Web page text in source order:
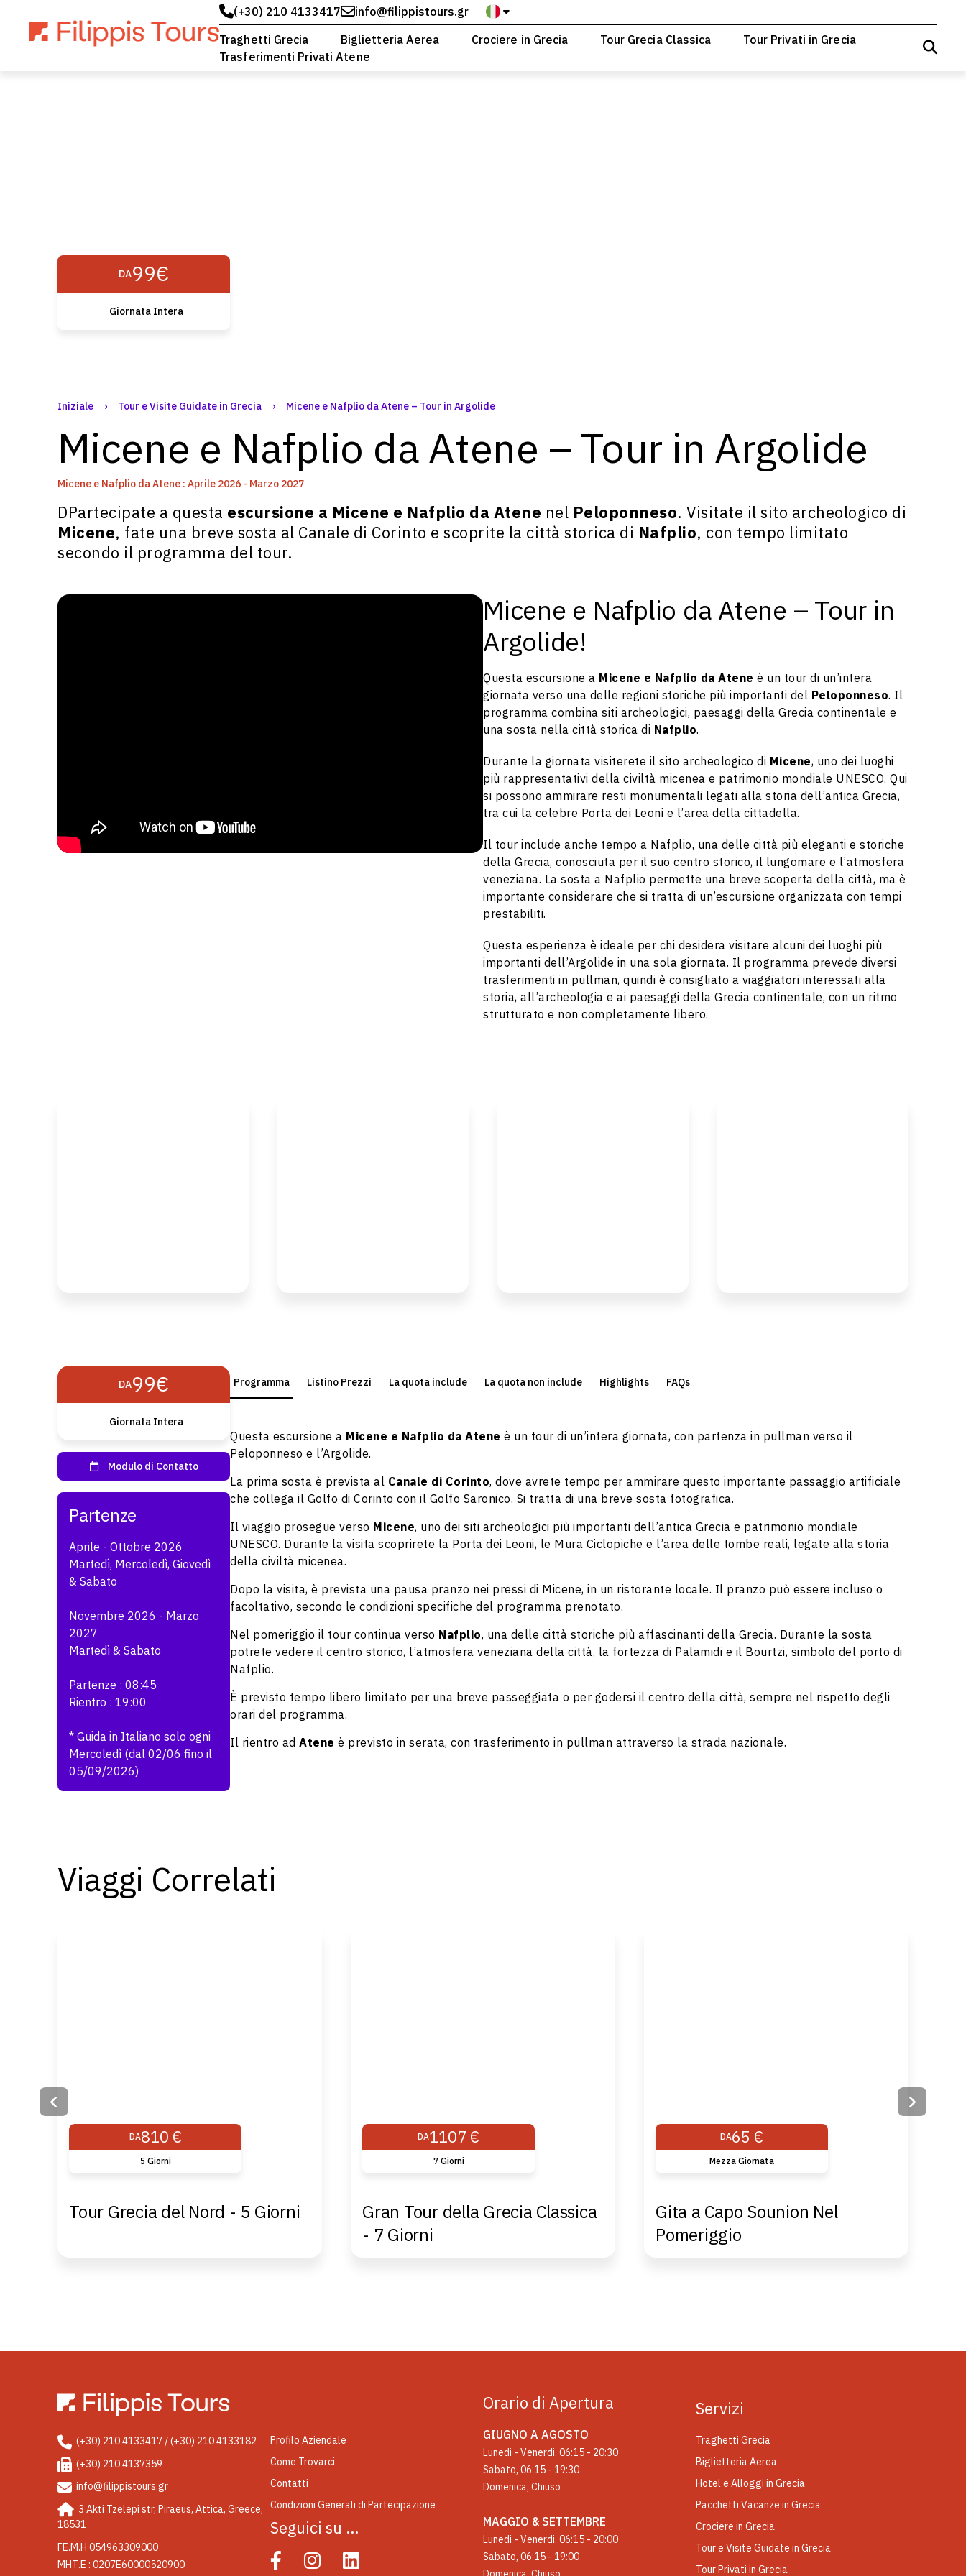
(+30) 210 4133417
info@filippistours.gr
Traghetti Grecia
Biglietteria Aerea Crociere in Grecia Tour Grecia Classica
Tour Privati in Grecia
Trasferimenti Privati Atene
DA99€
Giornata Intera
Iniziale › Tour e Visite Guidate in Grecia › Micene e Nafplio da Atene – Tour in Argolide
Micene e Nafplio da Atene – Tour in Argolide
Micene e Nafplio da Atene : Aprile 2026 - Marzo 2027
DPartecipate a questa escursione a Micene e Nafplio da Atene nel Peloponneso. Visitate il sito archeologico di
Micene, fate una breve sosta al Canale di Corinto e scoprite la città storica di Nafplio, con tempo limitato
secondo il programma del tour.
Micene e Nafplio da Atene – Tour in
Argolide!
Questa escursione a Micene e Nafplio da Atene è un tour di un’intera
giornata verso una delle regioni storiche più importanti del Peloponneso. Il
programma combina siti archeologici, paesaggi della Grecia continentale e
una sosta nella città storica di Nafplio.
Durante la giornata visiterete il sito archeologico di Micene, uno dei luoghi
più rappresentativi della civiltà micenea e patrimonio mondiale UNESCO. Qui
si possono ammirare resti monumentali legati alla storia dell’antica Grecia,
tra cui la celebre Porta dei Leoni e l’area della cittadella.
Il tour include anche tempo a Nafplio, una delle città più eleganti e storiche
della Grecia, conosciuta per il suo centro storico, il lungomare e l’atmosfera
veneziana. La sosta a Nafplio permette una breve scoperta della città, ma è
importante considerare che si tratta di un’escursione organizzata con tempi
prestabiliti.
Questa esperienza è ideale per chi desidera visitare alcuni dei luoghi più
importanti dell’Argolide in una sola giornata. Il programma prevede diversi
trasferimenti in pullman, quindi è consigliato a viaggiatori interessati alla
storia, all’archeologia e ai paesaggi della Grecia continentale, con un ritmo
strutturato e non completamente libero.
DA99€
Giornata Intera
Aprile - Ottobre 2026
Martedì, Mercoledì, Giovedì
& Sabato
Novembre 2026 - Marzo
2027
Martedì & Sabato
Partenze : 08:45
Rientro : 19:00
* Guida in Italiano solo ogni
Mercoledì (dal 02/06 fino il
05/09/2026)
Programma Listino Prezzi La quota include La quota non include Highlights FAQs
Questa escursione a Micene e Nafplio da Atene è un tour di un’intera giornata, con partenza in pullman verso il
Peloponneso e l’Argolide.
La prima sosta è prevista al Canale di Corinto, dove avrete tempo per ammirare questo importante passaggio artificiale
che collega il Golfo di Corinto con il Golfo Saronico. Si tratta di una breve sosta fotografica.
Il viaggio prosegue verso Micene, uno dei siti archeologici più importanti dell’antica Grecia e patrimonio mondiale
UNESCO. Durante la visita scoprirete la Porta dei Leoni, le Mura Ciclopiche e l’area delle tombe reali, legate alla storia
della civiltà micenea.
Dopo la visita, è prevista una pausa pranzo nei pressi di Micene, in un ristorante locale. Il pranzo può essere incluso o
facoltativo, secondo le condizioni specifiche del programma prenotato.
Nel pomeriggio il tour continua verso Nafplio, una delle città storiche più affascinanti della Grecia. Durante la sosta
potrete vedere il centro storico, l’atmosfera veneziana della città, la fortezza di Palamidi e il Bourtzi, simbolo del porto di
Nafplio.
È previsto tempo libero limitato per una breve passeggiata o per godersi il centro della città, sempre nel rispetto degli
orari del programma.
Il rientro ad Atene è previsto in serata, con trasferimento in pullman attraverso la strada nazionale.
Viaggi Correlati
DA810 €
5 Giorni
Tour Grecia del Nord - 5 Giorni
DA1107 €
7 Giorni
Gran Tour della Grecia Classica
- 7 Giorni
DA65 €
Mezza Giornata
Gita a Capo Sounion Nel
Pomeriggio
(+30) 210 4133417 / (+30) 210 4133182
(+30) 210 4137359
info@filippistours.gr
3 Akti Tzelepi str, Piraeus, Attica, Greece,
18531
ΓΕ.Μ.Η 054963309000
ΜΗΤ.Ε : 0207Ε60000520900
Profilo Aziendale
Come Trovarci
Contatti
Condizioni Generali di Partecipazione
Seguici su …
Orario di Apertura
GIUGNO A AGOSTO
Lunedi - Venerdi, 06:15 - 20:30
Sabato, 06:15 - 19:30
Domenica, Chiuso
MAGGIO & SETTEMBRE
Lunedi - Venerdi, 06:15 - 20:00
Sabato, 06:15 - 19:00
Servizi
Traghetti Grecia
Biglietteria Aerea
Hotel e Alloggi in Grecia
Pacchetti Vacanze in Grecia
Crociere in Grecia
Tour e Visite Guidate in Grecia
Tour Privati in Grecia